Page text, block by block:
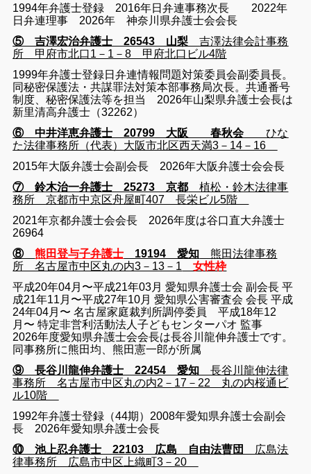
1994年弁護士登録 2016年日弁連事務次長 2022年
日弁連理事 2026年 神奈川県弁護士会会長
⑤ 吉澤宏治弁護士 26543 山梨吉澤法律会計事務
所 甲府市北口1－1－8 甲府北口ビル4階
1999年弁護士登録日弁連情報問題対策委員会副委員長。
同秘密保護法・共謀罪法対策本部事務局次長。共通番号
制度、秘密保護法等を担当 2026年山梨県弁護士会長は
新里清高弁護士（32262）
⑥ 中井洋恵弁護士 20799 大阪 春秋会ひな
た法律事務所（代表）大阪市北区西天満3－14－16
2015年大阪弁護士会副会長 2026年大阪弁護士会会長
⑦ 鈴木治一弁護士 25273 京都 植松・鈴木法律事
務所 京都市中京区舟屋町407 長栄ビル5階
2021年京都弁護士会会長 2026年度は谷口直大弁護士
26964
⑧熊田登与子弁護士 19194 愛知 熊田法律事務
所 名古屋市中区丸の内3－13－1 女性枠
平成20年04月〜平成21年03月 愛知県弁護士会 副会長 平
成21年11月〜平成27年10月 愛知県公害審査会 会長 平成
24年04月〜 名古屋家庭裁判所調停委員 平成18年12
月〜 特定非営利活動法人子どもセンターパオ 監事
2026年度愛知県弁護士会会長は長谷川龍伸弁護士です。
同事務所に熊田均、熊田憲一郎が所属
⑨ 長谷川龍伸弁護士 22454 愛知長谷川龍伸法律
事務所 名古屋市中区丸の内2－17－22 丸の内桜通ビ
ル10階
1992年弁護士登録（44期）2008年愛知県弁護士会副会
長 2026年愛知県弁護士会長
⑩ 池上忍弁護士 22103 広島 自由法曹団 広島法
律事務所 広島市中区上織町3－20